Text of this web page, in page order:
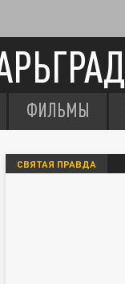
ФИЛЬМЫ
СВЯТАЯ ПРАВДА